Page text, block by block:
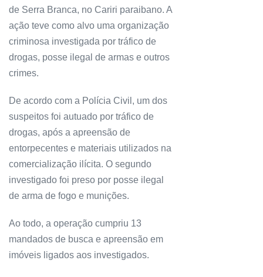
de Serra Branca, no Cariri paraibano. A
ação teve como alvo uma organização
criminosa investigada por tráfico de
drogas, posse ilegal de armas e outros
crimes.
De acordo com a Polícia Civil, um dos
suspeitos foi autuado por tráfico de
drogas, após a apreensão de
entorpecentes e materiais utilizados na
comercialização ilícita. O segundo
investigado foi preso por posse ilegal
de arma de fogo e munições.
Ao todo, a operação cumpriu 13
mandados de busca e apreensão em
imóveis ligados aos investigados.